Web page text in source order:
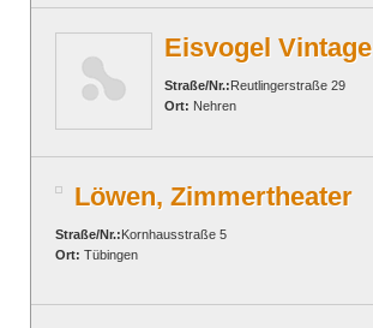
Eisvogel Vintage
Straße/Nr.:Reutlingerstraße 29
Ort: Nehren
Löwen, Zimmertheater
Straße/Nr.:Kornhausstraße 5
Ort: Tübingen